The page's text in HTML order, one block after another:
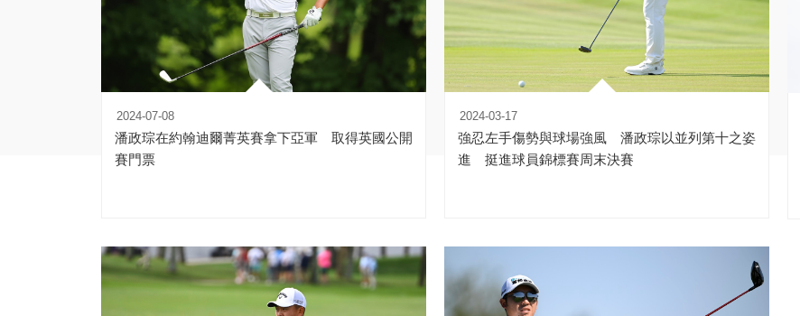
2024-07-08
潘政琮在約翰迪爾菁英賽拿下亞軍 取得英國公開
賽門票
2024-03-17
強忍左手傷勢與球場強風 潘政琮以並列第十之姿
進 挺進球員錦標賽周末決賽